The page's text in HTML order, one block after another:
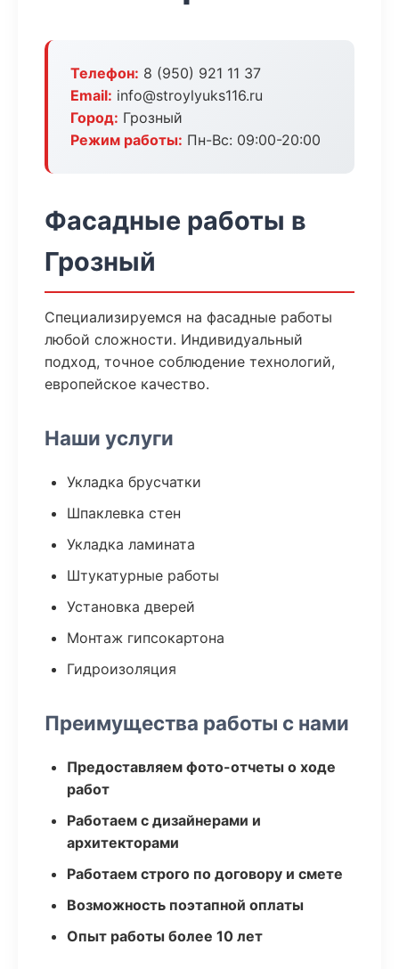
Телефон: 8 (950) 921 11 37
Email: info@stroylyuks116.ru
Город: Грозный
Режим работы: Пн-Вс: 09:00-20:00
Фасадные работы в
Грозный
Специализируемся на фасадные работы
любой сложности. Индивидуальный
подход, точное соблюдение технологий,
европейское качество.
Наши услуги
Укладка брусчатки
Шпаклевка стен
Укладка ламината
Штукатурные работы
Установка дверей
Монтаж гипсокартона
Гидроизоляция
Преимущества работы с нами
Предоставляем фото-отчеты о ходе
работ
Работаем с дизайнерами и
архитекторами
Работаем строго по договору и смете
Возможность поэтапной оплаты
Опыт работы более 10 лет